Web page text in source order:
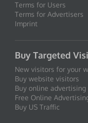
Terms for Users
Terms for Advertisers
Imprint
Buy Targeted
New visitors for your
Buy website visitors
Buy online advertising
Free Online
Buy US Traffic